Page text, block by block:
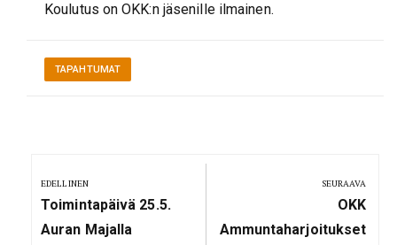
Koulutus on OKK:n jäsenille ilmainen.
TAPAHTUMAT
selaus
EDELLINEN
Previous
Post:
Toimintapäivä 25.5.
Auran Majalla
SEURAAVA
Next
Post:
OKK
Ammuntaharjoitukset